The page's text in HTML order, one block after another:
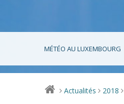
MÉTÉO AU LUXEMBOURG
> Actualités > 2018 >